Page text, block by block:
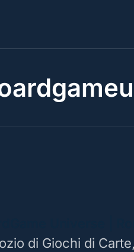
di Giochi di